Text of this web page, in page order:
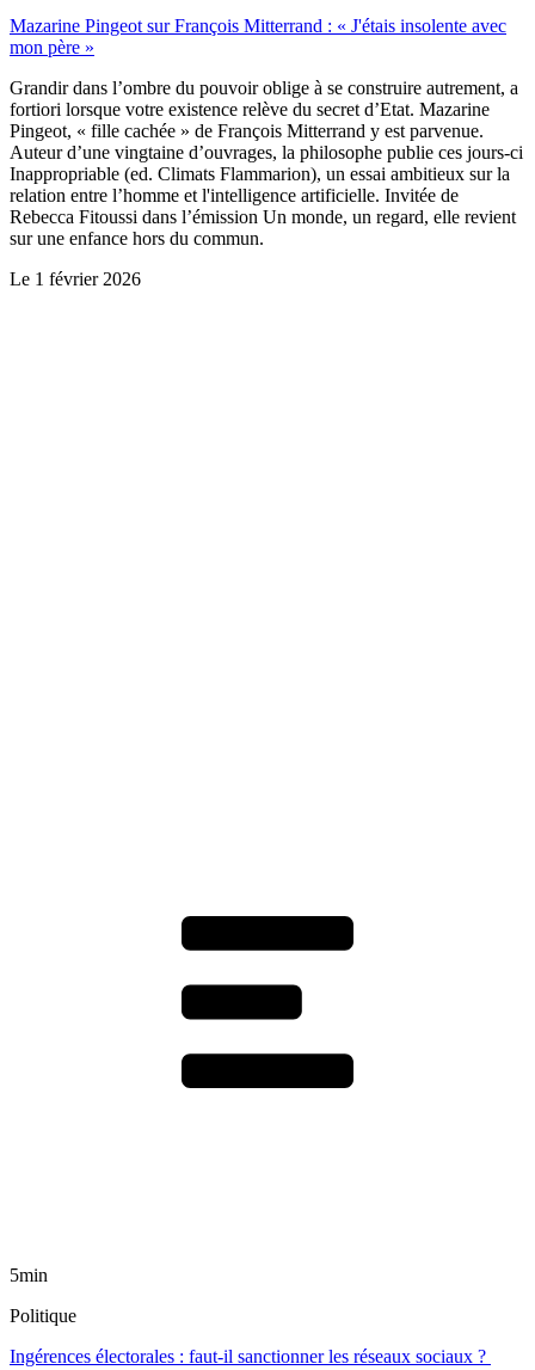
Mazarine Pingeot sur François Mitterrand : « J'étais insolente avec
mon père »
Grandir dans l’ombre du pouvoir oblige à se construire autrement, a
fortiori lorsque votre existence relève du secret d’Etat. Mazarine
Pingeot, « fille cachée » de François Mitterrand y est parvenue.
Auteur d’une vingtaine d’ouvrages, la philosophe publie ces jours-ci
Inappropriable (ed. Climats Flammarion), un essai ambitieux sur la
relation entre l’homme et l'intelligence artificielle. Invitée de
Rebecca Fitoussi dans l’émission Un monde, un regard, elle revient
sur une enfance hors du commun.
Le 1 février 2026
5min
Politique
Ingérences électorales : faut-il sanctionner les réseaux sociaux ?